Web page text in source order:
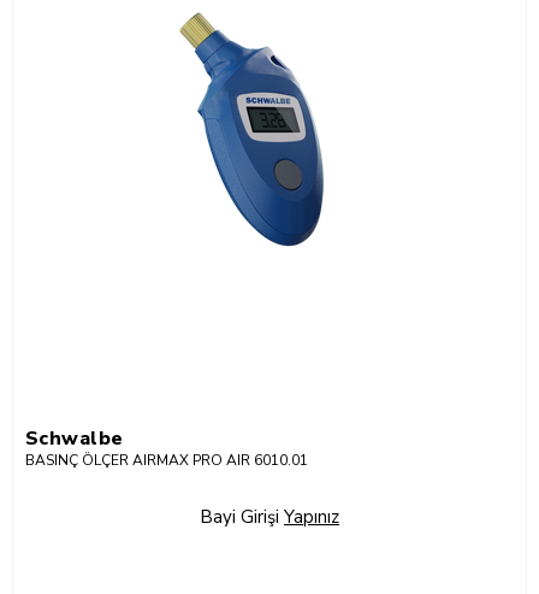
Schwalbe
BASINÇ ÖLÇER AIRMAX PRO AIR 6010.01
Bayi Girişi Yapınız